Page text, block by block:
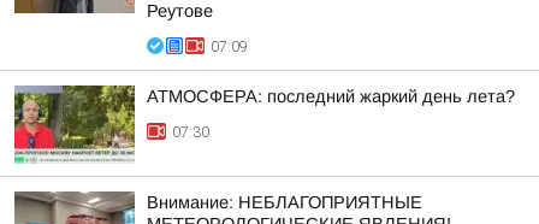
Реутове
07:09
АТМОСФЕРА: последний жаркий день лета?
07:30
Внимание: НЕБЛАГОПРИЯТНЫЕ